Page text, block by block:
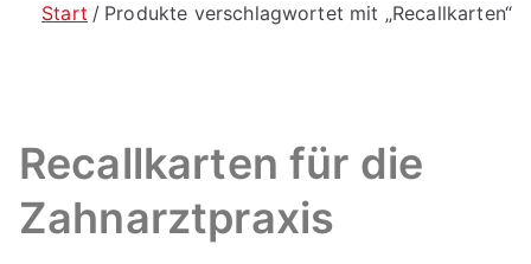
Start Produkte verschlagwortet mit „Recallkarten“
Recallkarten für die
Zahnarztpraxis